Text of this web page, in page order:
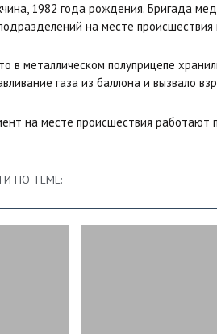
1982 года рождения. Бригада
на месте происшествия
в металлическом полуприцепе
газа из баллона и вызвало
на месте происшествия работают
ПО ТЕМЕ: